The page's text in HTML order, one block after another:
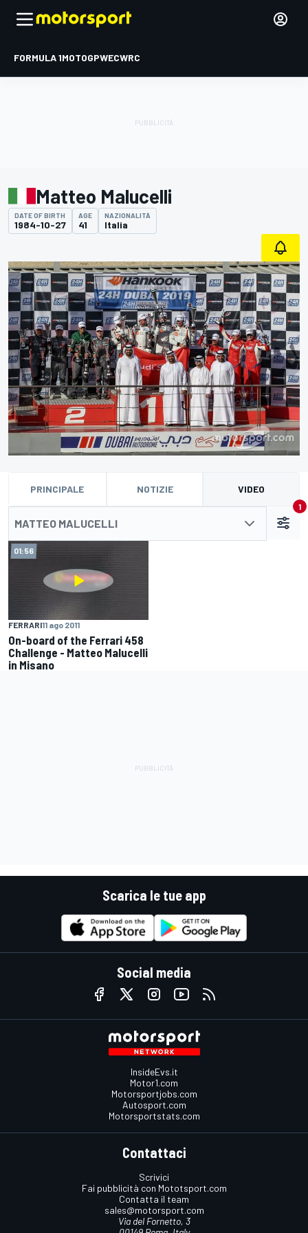
FORMULA 1MOTOGPWECWRC
Matteo Malucelli
DATE OF BIRTH
1984-10-27
AGE
41
NAZIONALITÀ
Italia
PRINCIPALE NOTIZIE VIDEO
MATTEO MALUCELLI
1
01:56
FERRARI11 ago 2011
On-board of the Ferrari 458
Challenge - Matteo Malucelli
in Misano
Scarica le tue app
Social media
InsideEvs.it
Motor1.com
Motorsportjobs.com
Autosport.com
Motorsportstats.com
Contattaci
Scrivici
Fai pubblicità con Mototsport.com
Contatta il team
sales@motorsport.com
Via del Fornetto, 3